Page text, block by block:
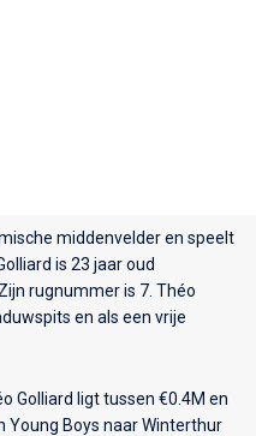
middenvelder en speelt
is 23 jaar oud
rugnummer is 7. Théo
en als een vrije
Golliard ligt tussen €0.4M en
Young Boys naar Winterthur